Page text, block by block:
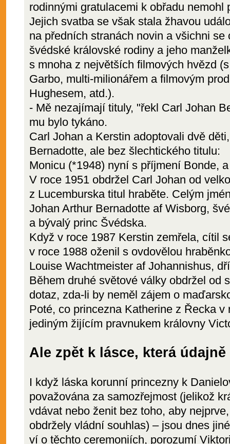
rodinnými gratulacemi k obřadu nemohl
Jejich svatba se však stala žhavou
na předních stranách novin a všichni
švédské královské rodiny a jeho
s mnoha z největších filmových hvězd
Garbo, multi-milionářem a filmovým
Hughesem, atd.).
- Mě nezajímají tituly, "řekl Carl Johan
mu bylo tykáno.
Carl Johan a Kerstin adoptovali dvě
Bernadotte, ale bez šlechtického titulu:
Monicu (*1948) nyní s příjmení Bonde,
V roce 1951 obdržel Carl Johan od
z Lucemburska titul hraběte. Celým
Johan Arthur Bernadotte af Wisborg,
a bývalý princ Švédska.
Když v roce 1987 Kerstin zemřela, cítil
v roce 1988 oženil s ovdovělou
Louise Wachtmeister af Johannishus,
Během druhé světové války obdržel od
dotaz, zda-li by neměl zájem o
Poté, co princezna Katherine z Řecka v
jediným žijícím pravnukem královny
Ale zpět k lásce, která
I když láska korunní princezny k
považována za samozřejmost (jelikož
vdávat nebo ženit bez toho, aby
obdržely vládní souhlas) – jsou dnes
ví o těchto ceremoniích, porozumí